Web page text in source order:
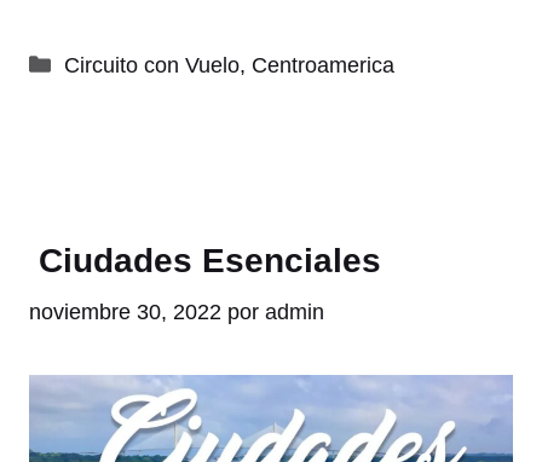
Categorías
Circuito con Vuelo, Centroamerica
Ciudades Esenciales
noviembre 30, 2022 por admin